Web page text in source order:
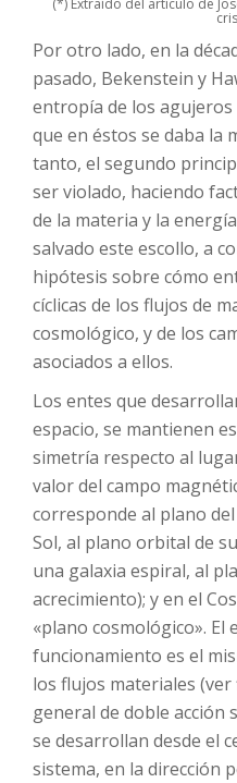
Por otro lado, en la
pasado, Bekenstein y
entropía de los
que en éstos se daba la
tanto, el segundo
ser violado, haciendo
de la materia y la
salvado este escollo, a
hipótesis sobre cómo
cíclicas de los flujos de
cosmológico, y de los
asociados a ellos.
Los entes que
espacio, se mantienen
simetría respecto al
valor del campo
corresponde al plano
Sol, al plano orbital de
una galaxia espiral, al
acrecimiento); y en el
«plano cosmológico». El
funcionamiento es el
los flujos materiales
general de doble acción
se desarrollan desde el
sistema, en la dirección